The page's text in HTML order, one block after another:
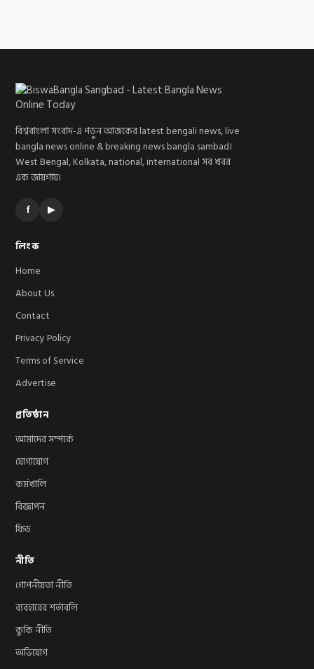
বিশ্ববাংলা সংবাদ-এ পড়ুন আজকের latest bengali news, live
bangla news online & breaking news bangla sambad।
West Bengal, Kolkata, national, international সব খবর
এক জায়গায়।
f ▶
লিংক
Home
About Us
Contact
Privacy Policy
Terms of Service
Advertise
প্রতিষ্ঠান
আমাদের সম্পর্কে
যোগাযোগ
কর্মখালি
বিজ্ঞাপন
ফিড
নীতি
গোপনীয়তা নীতি
ব্যবহারের শর্তাবলি
কুকি নীতি
অভিযোগ